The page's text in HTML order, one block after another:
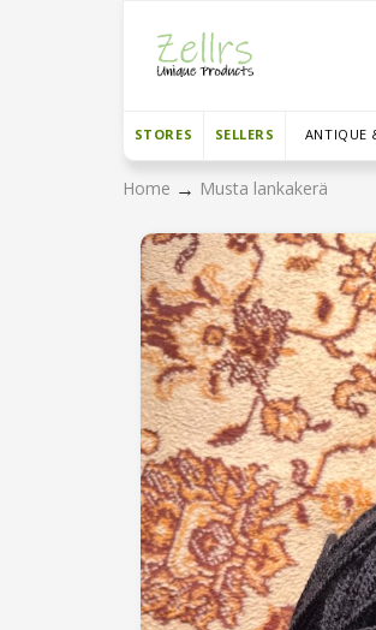
STORES SELLERS ANTIQUE
Home → Musta lankakerä